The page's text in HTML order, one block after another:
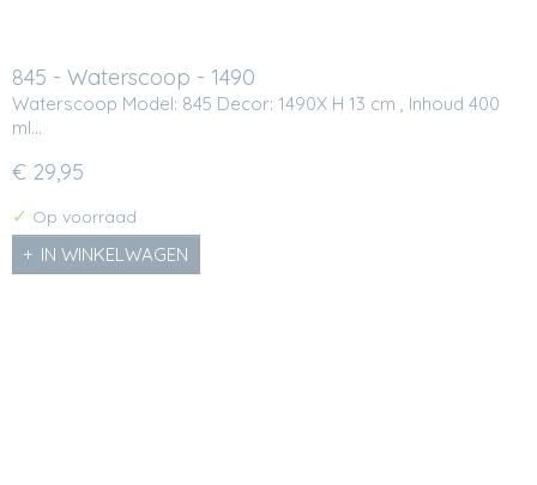
845 - Waterscoop - 1490
Waterscoop Model: 845 Decor: 1490X H 13 cm , Inhoud 400
ml…
€ 29,95
✓ Op voorraad
IN WINKELWAGEN